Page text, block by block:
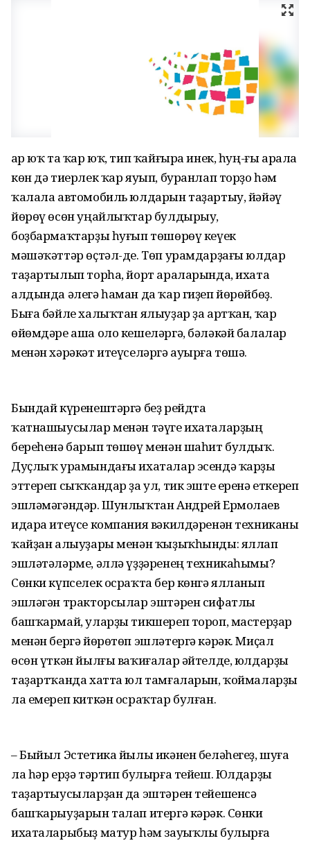
Ҡар юҡ та ҡар юҡ, тип ҡайғыра инек, һуң-ғы арала
көн дә тиерлек ҡар яуып, буранлап торҙо һәм
ҡалала автомобиль юлдарын таҙартыу, йәйәү
йөрөү өсөн уңайлыҡтар булдырыу,
боҙбармаҡтарҙы һуғып төшөрөү кеүек
мәшәҡәттәр өҫтәл-де. Төп урамдарҙағы юлдар
таҙартылып торһа, йорт араларында, ихата
алдында әлегә һаман да ҡар гиҙеп йөрөйбөҙ.
Быға бәйле халыҡтан ялыуҙар ҙа артҡан, ҡар
өйөмдәре аша оло кешеләргә, бәләкәй балалар
менән хәрәкәт итеүселәргә ауырға төшә.
Бындай күренештәргә беҙ рейдта
ҡатнашыусылар менән тәүге ихаталарҙың
береһенә барып төшөү менән шаһит булдыҡ.
Дуҫлыҡ урамындағы ихаталар эсендә ҡарҙы
эттереп сыҡҡандар ҙа ул, тик эште еренә еткереп
эшләмәгәндәр. Шунлыҡтан Андрей Ермолаев
идара итеүсе компания вәкилдәренән техниканы
ҡайҙан алыуҙары менән ҡыҙыҡһынды: яллап
эшләтәләрме, әллә үҙҙәренең техникаһымы?
Сөнки күпселек осраҡта бер көнгә ялланып
эшләгән тракторсылар эштәрен сифатлы
башҡармай, уларҙы тикшереп тороп, мастерҙар
менән бергә йөрөтөп эшләтергә кәрәк. Миҫал
өсөн үткән йылғы ваҡиғалар әйтелде, юлдарҙы
таҙартҡанда хатта юл тамғаларын, ҡоймаларҙы
ла емереп киткән осраҡтар булған.
– Быйыл Эстетика йылы икәнен беләһегеҙ, шуға
ла һәр ерҙә тәртип булырға тейеш. Юлдарҙы
таҙартыусыларҙан да эштәрен тейешенсә
башҡарыуҙарын талап итергә кәрәк. Сөнки
ихаталарыбыҙ матур һәм зауыҡлы булырға